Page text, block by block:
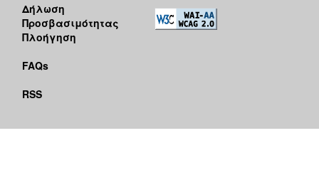
Δήλωση
Προσβασιμότητας
Πλοήγηση
FAQs
RSS